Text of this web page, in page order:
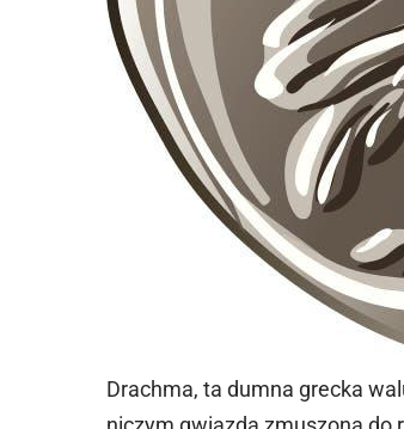
Drachma, ta dumna grecka